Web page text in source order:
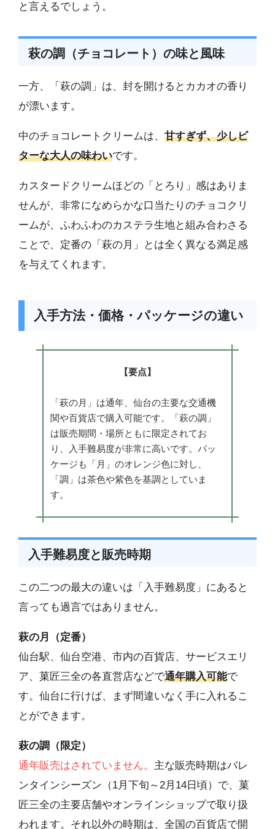
と言えるでしょう。
萩の調（チョコレート）の味と風味
一方、「萩の調」は、封を開けるとカカオの香り
が漂います。
中のチョコレートクリームは、 甘すぎず、少しビ
ターな大人の味わいです。
カスタードクリームほどの「とろり」感はありま
せんが、非常になめらかな口当たりのチョコクリ
ームが、ふわふわのカステラ生地と組み合わさる
ことで、定番の「萩の月」とは全く異なる満足感
を与えてくれます。
入手方法・価格・パッケージの違い
【要点】
「萩の月」は通年、仙台の主要な交通機
関や百貨店で購入可能です。「萩の調」
は販売期間・場所ともに限定されてお
り、入手難易度が非常に高いです。パッ
ケージも「月」のオレンジ色に対し、
「調」は茶色や紫色を基調としていま
す。
入手難易度と販売時期
この二つの最大の違いは「入手難易度」にあると
言っても過言ではありません。
萩の月（定番）
仙台駅、仙台空港、市内の百貨店、サービスエリ
ア、菓匠三全の各直営店などで通年購入可能で
す。仙台に行けば、まず間違いなく手に入れるこ
とができます。
萩の調（限定）
通年販売はされていません。 主な販売時期はバレ
ンタインシーズン（1月下旬～2月14日頃）で、菓
匠三全の主要店舗やオンラインショップで取り扱
われます。それ以外の時期は、全国の百貨店で開